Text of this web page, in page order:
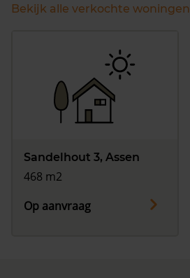
Bekijk alle verkochte woningen
Sandelhout 3, Assen
468 m2
Op aanvraag